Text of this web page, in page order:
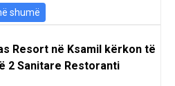
shumë
Resort në Ksamil kërkon të
2 Sanitare Restoranti